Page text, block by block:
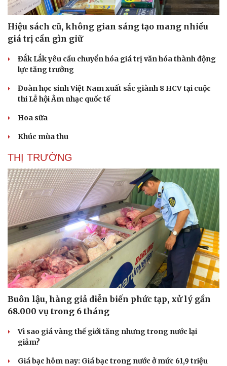
Hiệu sách cũ, không gian sáng tạo mang nhiều
giá trị cần gìn giữ
Đắk Lắk yêu cầu chuyển hóa giá trị văn hóa thành động
lực tăng trưởng
Đoàn học sinh Việt Nam xuất sắc giành 8 HCV tại cuộc
thi Lễ hội Âm nhạc quốc tế
Hoa sữa
Khúc mùa thu
THỊ TRƯỜNG
Buôn lậu, hàng giả diễn biến phức tạp, xử lý gần
68.000 vụ trong 6 tháng
Vì sao giá vàng thế giới tăng nhưng trong nước lại
giảm?
Giá bạc hôm nay: Giá bạc trong nước ở mức 61,9 triệu